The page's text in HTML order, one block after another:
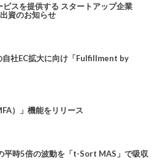
ビスを提供する スタートアップ企業
資のお知らせ
社EC拡大に向け「Fulfillment by
）」機能をリリース
平時5倍の波動を「t-Sort MAS」で吸収